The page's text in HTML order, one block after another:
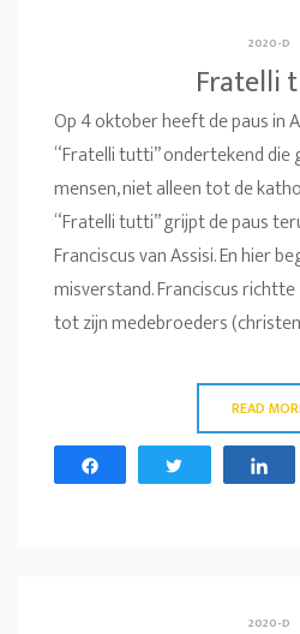
2020-D
Fratelli
Op 4 oktober heeft de paus in
“Fratelli tutti” ondertekend
mensen, niet alleen tot de
“Fratelli tutti” grijpt de paus
Franciscus van Assisi. En hier
misverstand. Franciscus
tot zijn medebroeders
READ
2020-D